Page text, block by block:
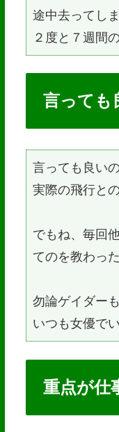
途中去ってし
２度と７週間
言っても
言っても良い
実際の飛行と
でもね、毎回
てのを教わっ
勿論ゲイダー
いつも女優で
重点が仕